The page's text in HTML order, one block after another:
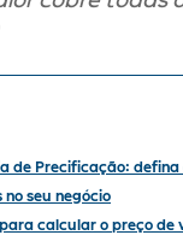
de Precificação:
no seu negócio
calcular o preço de